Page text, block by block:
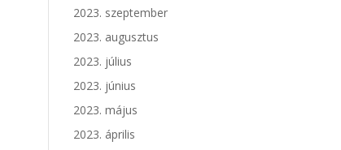
2023. szeptember
2023. augusztus
2023. július
2023. június
2023. május
2023. április